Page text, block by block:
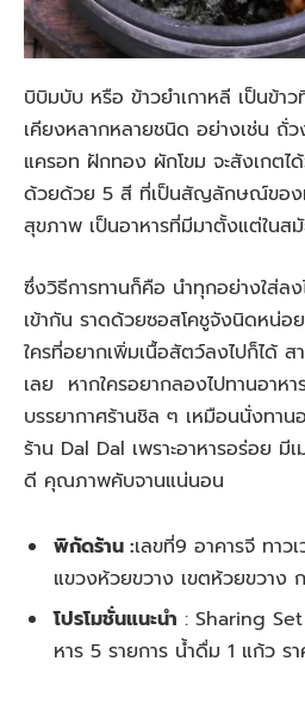
บิบิมบับ หรือ ข้าวยำเกาหลี เป็นข้า
เคียงหลากหลายชนิด อย่างเช่น ถั่
แครอท ฝักทอง ผักโขม จะสังเกตไ
ด้วยด้วย 5 สี ที่เป็นสัญลักษณ์ของ
สุขภาพ เป็นอาหารที่มีมาตั้งแต่ในส
ซึ่งวิธีการทานก็คือ นำทุกอย่างใส่ลง
เข้ากัน ราดด้วยซอสโคชูจังนิดหน่อ
ใครที่อยากเพิ่มเนื้อสัตว์ลงไปก็ได้ ส
เลย หากใครอยากลองไปทานอาห
บรรยากาศร้านชิล ๆ เหมือนนั่งทาน
ร้าน Dal Dal เพราะอาหารอร่อย มี
ดี คุณภาพคับจานแน่นอน
พิกัดร้าน :เลขที่9​ อาคารจี​ ทาว
แขวงห้วยขวาง เขตห้วยขวาง
โปรโมชั่นแนะนำ : Sharing
หาร 5 รายการ น้ำดื่ม 1 แก้ว